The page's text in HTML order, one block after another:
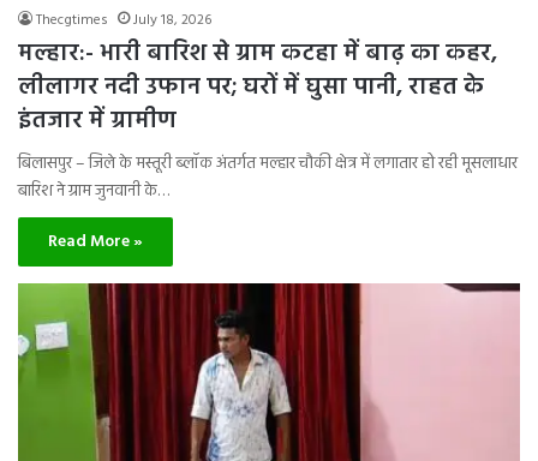
Thecgtimes July 18, 2026
मल्हार:- भारी बारिश से ग्राम कटहा में बाढ़ का कहर,
लीलागर नदी उफान पर; घरों में घुसा पानी, राहत के
इंतजार में ग्रामीण
बिलासपुर – जिले के मस्तूरी ब्लॉक अंतर्गत मल्हार चौकी क्षेत्र में लगातार हो रही मूसलाधार
बारिश ने ग्राम जुनवानी के…
Read More »